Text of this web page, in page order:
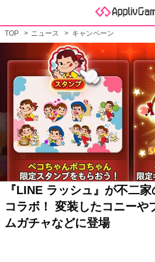
TOP ニュース キャンペーン
『LINE ラッシュ』が不二
コラボ！ 変装したコニーや
ムガチャなどに登場